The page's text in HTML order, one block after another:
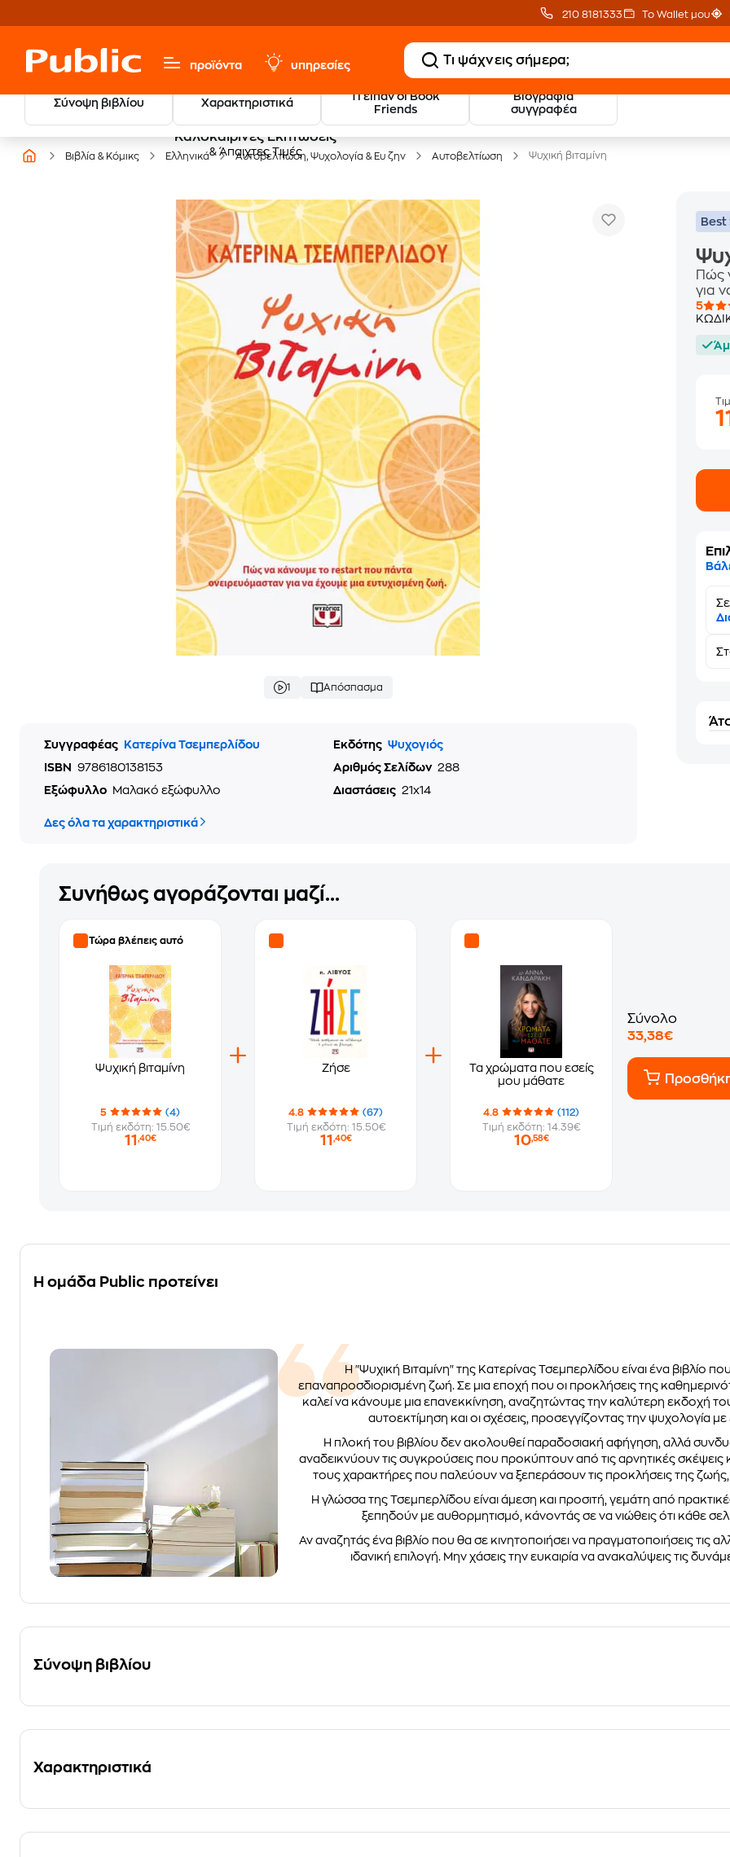
210 8181333 Το Wallet μου
προϊόντα υπηρεσίες
Σύνοψη βιβλίου Χαρακτηριστικά
Τι είπαν οι Book
Friends
Βιογραφία
συγγραφέα
Καλοκαιρινές Εκπτώσεις
& Άπαιχτες Τιμές
20 € Public επιστροφή
με Snappi με Public+ Delivery
Βιβλία & Κόμικς Ελληνικά Αυτοβελτίωση, Ψυχολογία & Ευ ζην Αυτοβελτίωση Ψυχική βιταμίνη
1 Απόσπασμα
Συγγραφέας Κατερίνα Τσεμπερλίδου Εκδότης Ψυχογιός
ISBN
9786180138153 Αριθμός Σελίδων 288
Εξώφυλλο
Μαλακό εξώφυλλο Διαστάσεις 21x14
Δες όλα τα χαρακτηριστικά
Best
Πώς
για
5
Συνήθως αγοράζονται μαζί...
Τώρα βλέπεις αυτό
Ψυχική βιταμίνη
5
(4)
Τιμή εκδότη: 15.50€
11 ,40€
Ζήσε
4.8
(67)
Τιμή εκδότη: 15.50€
11 ,40€
Τα χρώματα που εσείς
μου μάθατε
4.8
(112)
Τιμή εκδότη: 14.39€
10,58€
Σύνολο
33,38€
Η ομάδα Public προτείνει
Η "Ψυχική Βιταμίνη" της Κατερίνας Τσεμπερλίδου είναι ένα βιβλίο
επαναπροσδιορισμένη ζωή. Σε μια εποχή που οι προκλήσεις της
καλεί να κάνουμε μια επανεκκίνηση, αναζητώντας την καλύτερη εκδοχή
αυτοεκτίμηση και οι σχέσεις, προσεγγίζοντας την ψυχολογία
Η πλοκή του βιβλίου δεν ακολουθεί παραδοσιακή αφήγηση, αλλά
αναδεικνύουν τις συγκρούσεις που προκύπτουν από τις αρνητικές σκέψεις
τους χαρακτήρες που παλεύουν να ξεπεράσουν τις προκλήσεις της ζωής,
Η γλώσσα της Τσεμπερλίδου είναι άμεση και προσιτή, γεμάτη από
ξεπηδούν με αυθορμητισμό, κάνοντάς σε να νιώθεις ότι κάθε
Αν αναζητάς ένα βιβλίο που θα σε κινητοποιήσει να πραγματοποιήσεις τις
ιδανική επιλογή. Μην χάσεις την ευκαιρία να ανακαλύψεις τις
Σύνοψη βιβλίου
Χαρακτηριστικά